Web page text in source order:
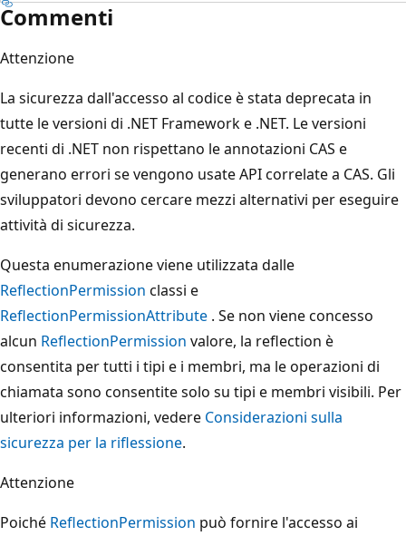
Commenti
Attenzione
La sicurezza dall'accesso al codice è stata deprecata in
tutte le versioni di .NET Framework e .NET. Le versioni
recenti di .NET non rispettano le annotazioni CAS e
generano errori se vengono usate API correlate a CAS. Gli
sviluppatori devono cercare mezzi alternativi per eseguire
attività di sicurezza.
Questa enumerazione viene utilizzata dalle
ReflectionPermission classi e
ReflectionPermissionAttribute . Se non viene concesso
alcun ReflectionPermission valore, la reflection è
consentita per tutti i tipi e i membri, ma le operazioni di
chiamata sono consentite solo su tipi e membri visibili. Per
ulteriori informazioni, vedere Considerazioni sulla
sicurezza per la riflessione.
Attenzione
Poiché ReflectionPermission può fornire l'accesso ai